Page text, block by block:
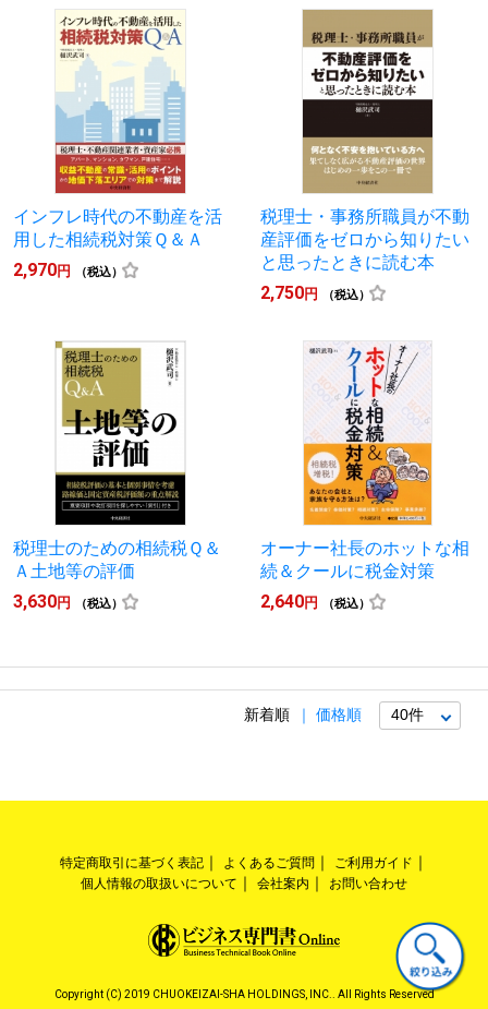
インフレ時代の不動産を活
用した相続税対策Ｑ＆Ａ
2,970円 （税込）
税理士・事務所職員が不動
産評価をゼロから知りたい
と思ったときに読む本
2,750円 （税込）
税理士のための相続税Ｑ＆
Ａ土地等の評価
3,630円 （税込）
オーナー社長のホットな相
続＆クールに税金対策
2,640円 （税込）
新着順 価格順
特定商取引に基づく表記 よくあるご質問
ご利用ガイド
個人情報の取扱いについて
会社案内 お問い合わせ
Copyright (C) 2019 CHUOKEIZAI-SHA HOLDINGS, INC.. All Rights Reserved